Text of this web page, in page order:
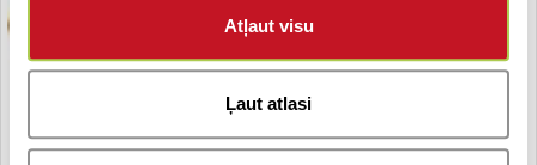
Atļaut visu
Ļaut atlasi